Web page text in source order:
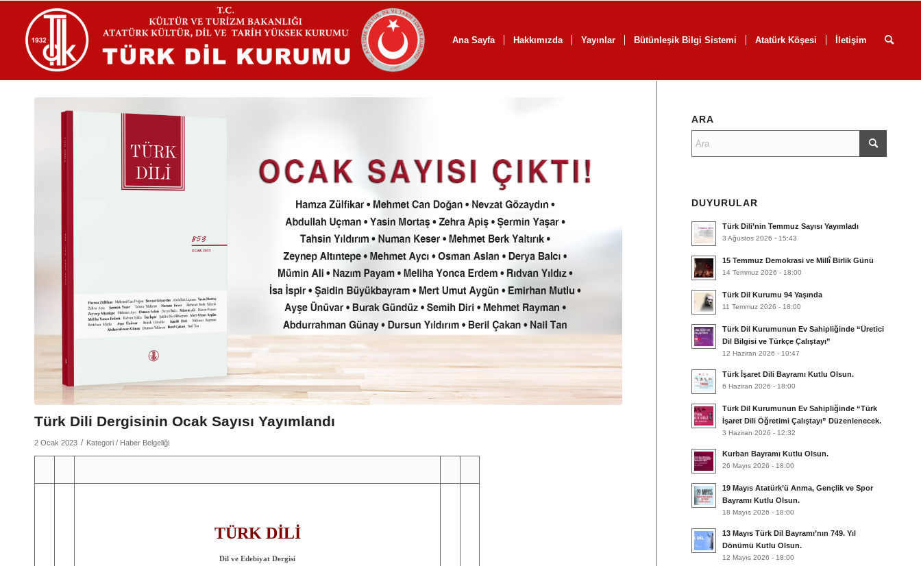
Ana Sayfa Hakkımızda Yayınlar Bütünleşik Bilgi Sistemi Atatürk Köşesi İletişim
Türk Dili Dergisinin Ocak Sayısı Yayımlandı
2 Ocak 2023 / Kategori / Haber Belgeliği
TÜRK DİLİ
Dil ve Edebiyat Dergisi
ARA
DUYURULAR
Türk Dili’nin Temmuz Sayısı Yayımladı
3 Ağustos 2026 - 15:43
15 Temmuz Demokrasi ve Millî Birlik Günü
14 Temmuz 2026 - 18:00
Türk Dil Kurumu 94 Yaşında
11 Temmuz 2026 - 18:00
Türk Dil Kurumunun Ev Sahipliğinde “Üretici
Dil Bilgisi ve Türkçe Çalıştayı”
12 Haziran 2026 - 10:47
Türk İşaret Dili Bayramı Kutlu Olsun.
6 Haziran 2026 - 18:00
Türk Dil Kurumunun Ev Sahipliğinde “Türk
İşaret Dili Öğretimi Çalıştayı” Düzenlenecek.
3 Haziran 2026 - 12:32
Kurban Bayramı Kutlu Olsun.
26 Mayıs 2026 - 18:00
19 Mayıs Atatürk’ü Anma, Gençlik ve Spor
Bayramı Kutlu Olsun.
18 Mayıs 2026 - 18:00
13 Mayıs Türk Dil Bayramı’nın 749. Yıl
Dönümü Kutlu Olsun.
12 Mayıs 2026 - 18:00